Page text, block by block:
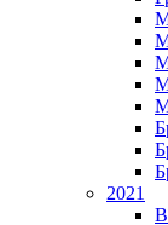
2021